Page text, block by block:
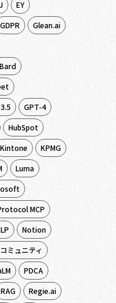
EY
GDPR
Glean.ai
GPT-4
HubSpot
Kintone
KPMG
Luma
MCP
Notion
ミュニティ
PDCA
RAG
Regie.ai